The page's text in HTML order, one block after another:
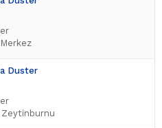
Merkez
Duster
Zeytinburnu